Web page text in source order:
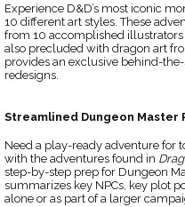
Experience D&D’s most iconic
10 different art styles. These
from 10 accomplished
also precluded with dragon art
provides an exclusive behind-
redesigns.
Streamlined Dungeon Master
Need a play-ready adventure for
with the adventures found in
step-by-step prep for Dungeon
summarizes key NPCs, key plot
alone or as part of a larger